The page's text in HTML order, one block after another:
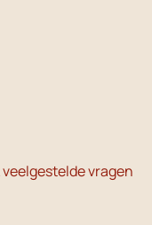
vragen